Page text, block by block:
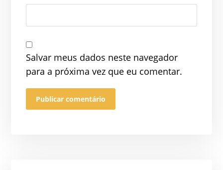
Salvar meus dados neste navegador
para a próxima vez que eu comentar.